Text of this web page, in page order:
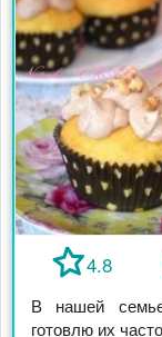
4.8
В нашей
готовлю их